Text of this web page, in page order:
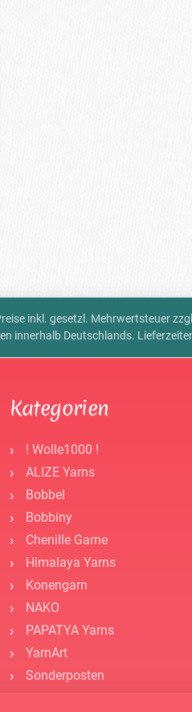
inkl. gesetzl. Mehrwertsteuer
innerhalb Deutschlands.
Kategorien
! Wolle1000 !
ALIZE Yarns
Bobbel
Bobbiny
Chenille Garne
Himalaya Yarns
Konengarn
NAKO
PAPATYA Yarns
YarnArt
Sonderposten